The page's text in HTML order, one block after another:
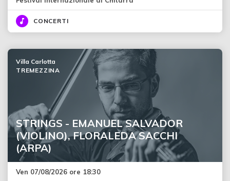
CONCERTI
STRINGS - EMANUEL SALVADOR
(VIOLINO), FLORALEDA SACCHI
(ARPA)
Villa Carlotta
TREMEZZINA
Ven 07/08/2026 ore 18:30